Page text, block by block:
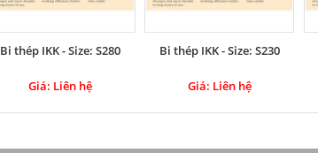
Bi thép IKK - Size: S280
Giá: Liên hệ
Bi thép IKK - Size: S230
Giá: Liên hệ